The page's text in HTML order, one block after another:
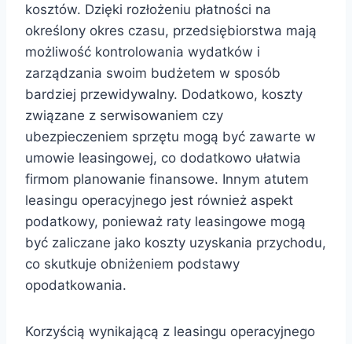
kosztów. Dzięki rozłożeniu płatności na
określony okres czasu, przedsiębiorstwa mają
możliwość kontrolowania wydatków i
zarządzania swoim budżetem w sposób
bardziej przewidywalny. Dodatkowo, koszty
związane z serwisowaniem czy
ubezpieczeniem sprzętu mogą być zawarte w
umowie leasingowej, co dodatkowo ułatwia
firmom planowanie finansowe. Innym atutem
leasingu operacyjnego jest również aspekt
podatkowy, ponieważ raty leasingowe mogą
być zaliczane jako koszty uzyskania przychodu,
co skutkuje obniżeniem podstawy
opodatkowania.
Korzyścią wynikającą z leasingu operacyjnego